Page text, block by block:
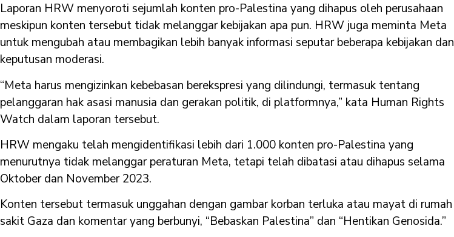
Laporan HRW menyoroti sejumlah konten pro-Palestina yang dihapus oleh perusahaan
meskipun konten tersebut tidak melanggar kebijakan apa pun. HRW juga meminta Meta
untuk mengubah atau membagikan lebih banyak informasi seputar beberapa kebijakan dan
keputusan moderasi.
“Meta harus mengizinkan kebebasan berekspresi yang dilindungi, termasuk tentang
pelanggaran hak asasi manusia dan gerakan politik, di platformnya,” kata Human Rights
Watch dalam laporan tersebut.
HRW mengaku telah mengidentifikasi lebih dari 1.000 konten pro-Palestina yang
menurutnya tidak melanggar peraturan Meta, tetapi telah dibatasi atau dihapus selama
Oktober dan November 2023.
Konten tersebut termasuk unggahan dengan gambar korban terluka atau mayat di rumah
sakit Gaza dan komentar yang berbunyi, “Bebaskan Palestina” dan “Hentikan Genosida.”